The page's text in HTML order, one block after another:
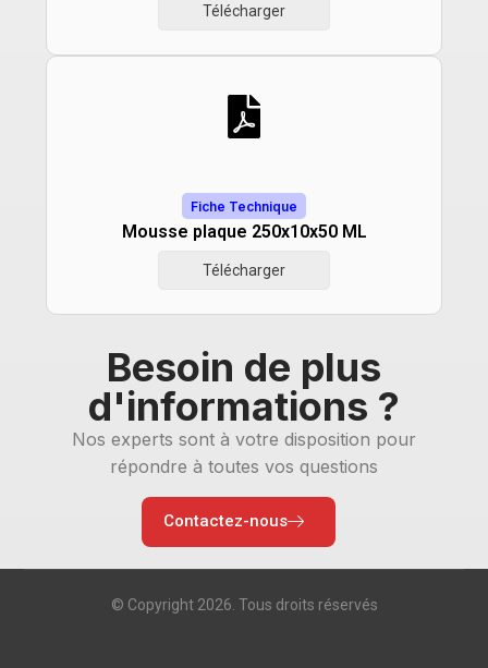
Télécharger
Fiche Technique
Mousse plaque 250x10x50 ML
Télécharger
Besoin de plus
d'informations ?
Nos experts sont à votre disposition pour
répondre à toutes vos questions
Contactez-nous
© Copyright 2026. Tous droits réservés